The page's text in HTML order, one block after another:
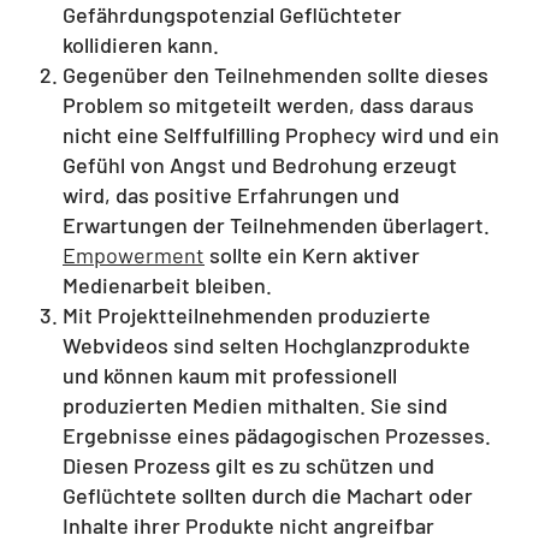
Gefährdungspotenzial Geflüchteter
kollidieren kann.
Gegenüber den Teilnehmenden sollte dieses
Problem so mitgeteilt werden, dass daraus
nicht eine Selffulfilling Prophecy wird und ein
Gefühl von Angst und Bedrohung erzeugt
wird, das positive Erfahrungen und
Erwartungen der Teilnehmenden überlagert.
Empowerment sollte ein Kern aktiver
Medienarbeit bleiben.
Mit Projektteilnehmenden produzierte
Webvideos sind selten Hochglanzprodukte
und können kaum mit professionell
produzierten Medien mithalten. Sie sind
Ergebnisse eines pädagogischen Prozesses.
Diesen Prozess gilt es zu schützen und
Geflüchtete sollten durch die Machart oder
Inhalte ihrer Produkte nicht angreifbar